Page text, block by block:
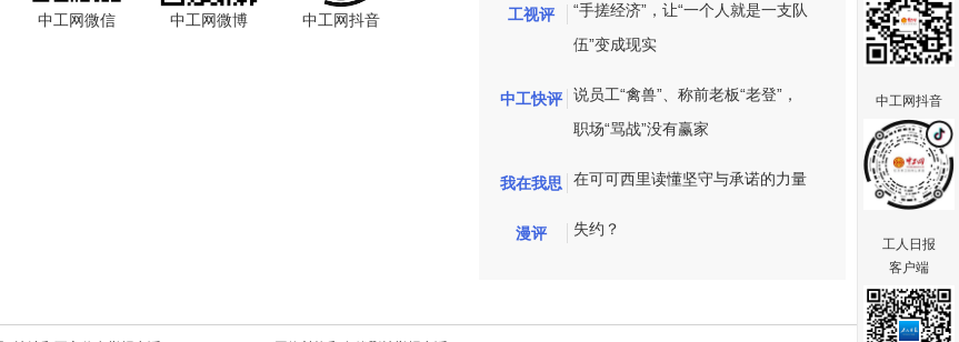
中工网微信 中工网微博 中工网抖音 工视评
“手搓经济”，让“一个人就是一支队
伍”变成现实
中工快评
说员工“禽兽”、称前老板“老登”，
职场“骂战”没有赢家
我在我思 在可可西里读懂坚守与承诺的力量
漫评 失约？
中工网抖音
工人日报
客户端